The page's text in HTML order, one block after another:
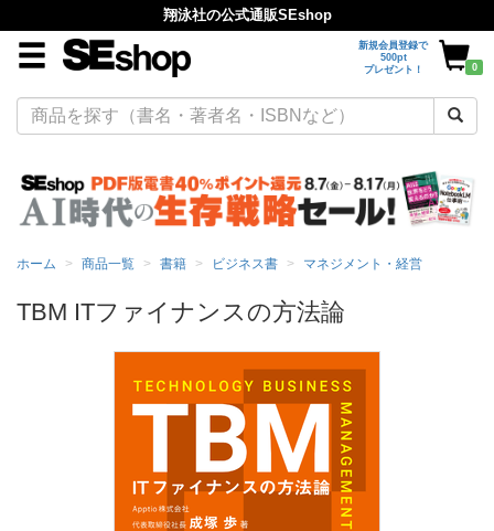
翔泳社の公式通販SEshop
新規会員登録で
500pt
プレゼント！
0
ホーム 商品一覧 書籍 ビジネス書 マネジメント・経営
TBM ITファイナンスの方法論